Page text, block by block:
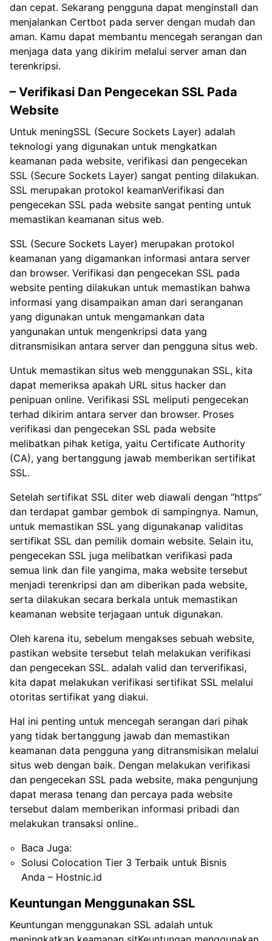
dan cepat. Sekarang pengguna dapat menginstall dan
menjalankan Certbot pada server dengan mudah dan
aman. Kamu dapat membantu mencegah serangan dan
menjaga data yang dikirim melalui server aman dan
terenkripsi.
– Verifikasi Dan Pengecekan SSL Pada
Website
Untuk meningSSL (Secure Sockets Layer) adalah
teknologi yang digunakan untuk mengkatkan
keamanan pada website, verifikasi dan pengecekan
SSL (Secure Sockets Layer) sangat penting dilakukan.
SSL merupakan protokol keamanVerifikasi dan
pengecekan SSL pada website sangat penting untuk
memastikan keamanan situs web.
SSL (Secure Sockets Layer) merupakan protokol
keamanan yang digamankan informasi antara server
dan browser. Verifikasi dan pengecekan SSL pada
website penting dilakukan untuk memastikan bahwa
informasi yang disampaikan aman dari seranganan
yang digunakan untuk mengamankan data
yangunakan untuk mengenkripsi data yang
ditransmisikan antara server dan pengguna situs web.
Untuk memastikan situs web menggunakan SSL, kita
dapat memeriksa apakah URL situs hacker dan
penipuan online. Verifikasi SSL meliputi pengecekan
terhad dikirim antara server dan browser. Proses
verifikasi dan pengecekan SSL pada website
melibatkan pihak ketiga, yaitu Certificate Authority
(CA), yang bertanggung jawab memberikan sertifikat
SSL.
Setelah sertifikat SSL diter web diawali dengan “https”
dan terdapat gambar gembok di sampingnya. Namun,
untuk memastikan SSL yang digunakanap validitas
sertifikat SSL dan pemilik domain website. Selain itu,
pengecekan SSL juga melibatkan verifikasi pada
semua link dan file yangima, maka website tersebut
menjadi terenkripsi dan am diberikan pada website,
serta dilakukan secara berkala untuk memastikan
keamanan website terjagaan untuk digunakan.
Oleh karena itu, sebelum mengakses sebuah website,
pastikan website tersebut telah melakukan verifikasi
dan pengecekan SSL. adalah valid dan terverifikasi,
kita dapat melakukan verifikasi sertifikat SSL melalui
otoritas sertifikat yang diakui.
Hal ini penting untuk mencegah serangan dari pihak
yang tidak bertanggung jawab dan memastikan
keamanan data pengguna yang ditransmisikan melalui
situs web dengan baik. Dengan melakukan verifikasi
dan pengecekan SSL pada website, maka pengunjung
dapat merasa tenang dan percaya pada website
tersebut dalam memberikan informasi pribadi dan
melakukan transaksi online..
Baca Juga:
Solusi Colocation Tier 3 Terbaik untuk Bisnis
Anda – Hostnic.id
Keuntungan Menggunakan SSL
Keuntungan menggunakan SSL adalah untuk